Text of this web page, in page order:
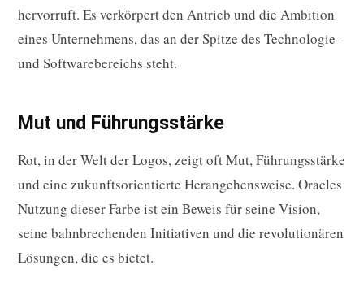
hervorruft. Es verkörpert den Antrieb und die Ambition
eines Unternehmens, das an der Spitze des Technologie-
und Softwarebereichs steht.
Mut und Führungsstärke
Rot, in der Welt der Logos, zeigt oft Mut, Führungsstärke
und eine zukunftsorientierte Herangehensweise. Oracles
Nutzung dieser Farbe ist ein Beweis für seine Vision,
seine bahnbrechenden Initiativen und die revolutionären
Lösungen, die es bietet.